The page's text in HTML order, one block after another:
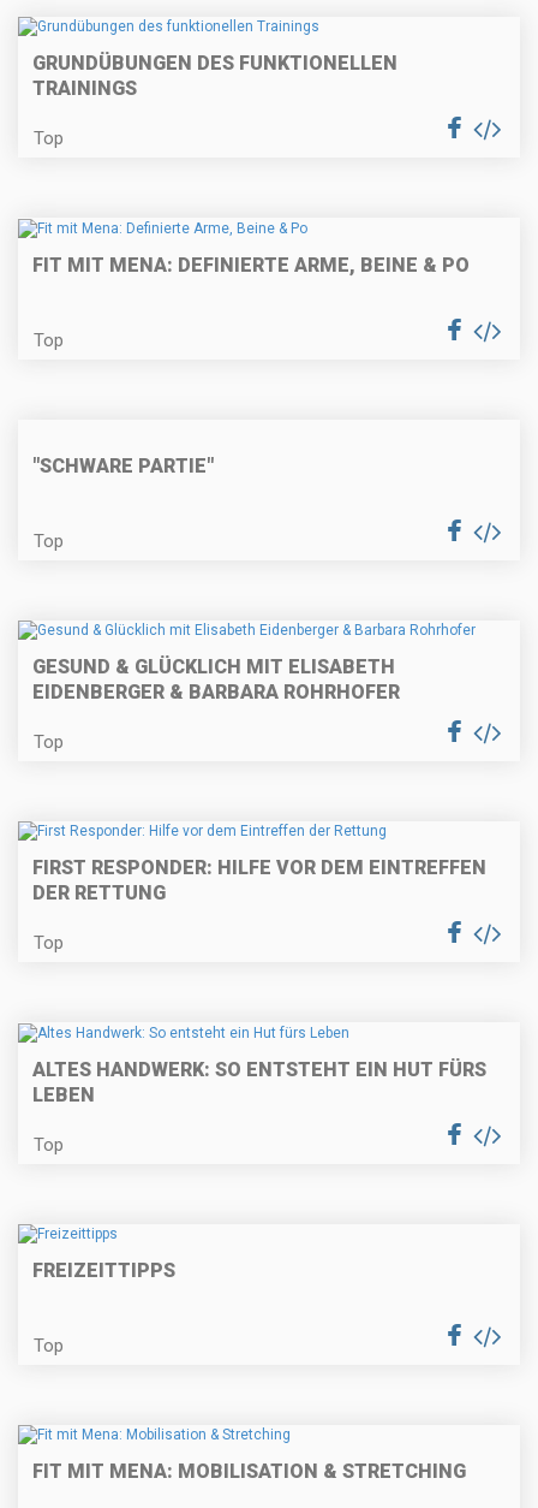
GRUNDÜBUNGEN DES FUNKTIONELLEN
TRAININGS
Top
FIT MIT MENA: DEFINIERTE ARME, BEINE & PO
Top
"SCHWARE PARTIE"
Top
GESUND & GLÜCKLICH MIT ELISABETH
EIDENBERGER & BARBARA ROHRHOFER
Top
FIRST RESPONDER: HILFE VOR DEM EINTREFFEN
DER RETTUNG
Top
ALTES HANDWERK: SO ENTSTEHT EIN HUT FÜRS
LEBEN
Top
FREIZEITTIPPS
Top
FIT MIT MENA: MOBILISATION & STRETCHING